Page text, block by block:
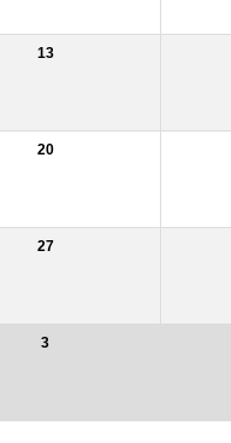
13
20
27
3